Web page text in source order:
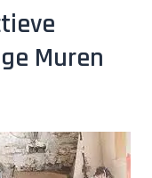
Muren